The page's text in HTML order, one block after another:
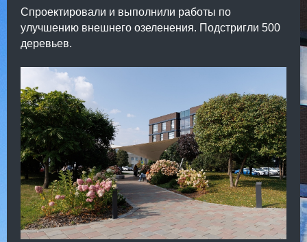
Спроектировали и выполнили работы по
улучшению внешнего озеленения. Подстригли 500
деревьев.